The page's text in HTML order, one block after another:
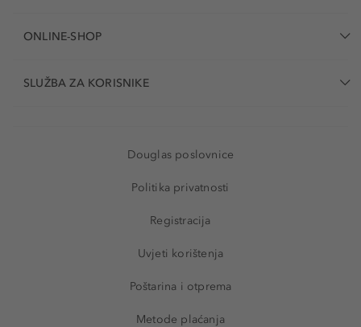
ONLINE-SHOP
SLUŽBA ZA KORISNIKE
Douglas poslovnice
Politika privatnosti
Registracija
Uvjeti korištenja
Poštarina i otprema
Metode plaćanja